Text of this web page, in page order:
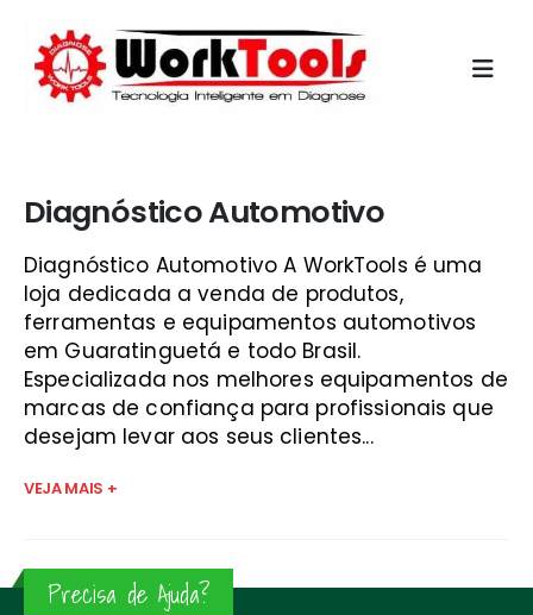
Diagnóstico Automotivo
Diagnóstico Automotivo A WorkTools é uma
loja dedicada a venda de produtos,
ferramentas e equipamentos automotivos
em Guaratinguetá e todo Brasil.
Especializada nos melhores equipamentos de
marcas de confiança para profissionais que
desejam levar aos seus clientes...
VEJA MAIS +
Precisa de Ajuda?